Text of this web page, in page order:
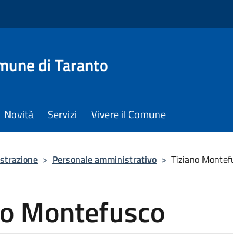
di Taranto
Novità Servizi Vivere il Comune
> Personale amministrativo > Tiziano
Montefusco